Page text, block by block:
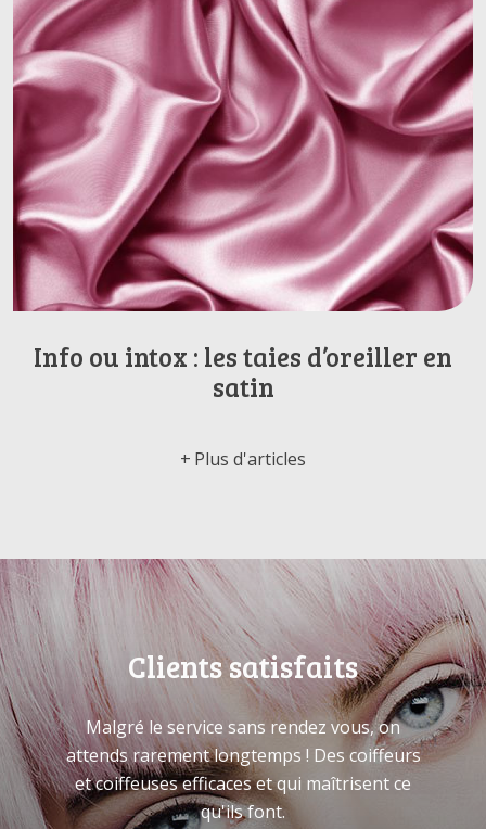
Info ou intox : les taies d’oreiller en
satin
Plus d'articles
Clients satisfaits
Malgré le service sans rendez vous, on
attends rarement longtemps ! Des coiffeurs
et coiffeuses efficaces et qui maîtrisent ce
qu'ils font.